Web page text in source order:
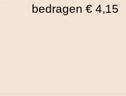
bedragen € 4,15